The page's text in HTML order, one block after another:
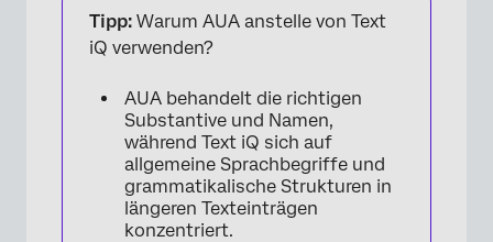
Tipp: Warum AUA anstelle von Text
iQ verwenden?
AUA behandelt die richtigen
Substantive und Namen,
während Text iQ sich auf
allgemeine Sprachbegriffe und
grammatikalische Strukturen in
längeren Texteinträgen
konzentriert.